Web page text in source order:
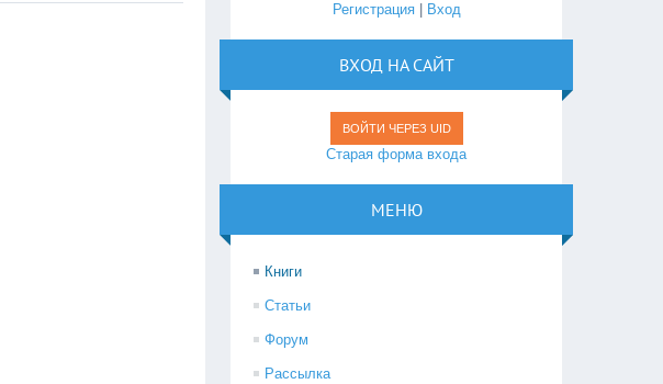
Регистрация| Вход
ВХОД НА САЙТ
ВОЙТИ ЧЕРЕЗ UID
Старая форма входа
МЕНЮ
Книги
Статьи
Форум
Рассылка